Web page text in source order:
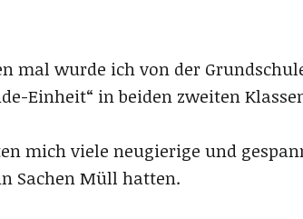
mal wurde ich von der
Einheit“ in beiden zweiten
mich viele neugierige und
Sachen Müll hatten.